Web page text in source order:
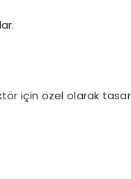
için özel olarak